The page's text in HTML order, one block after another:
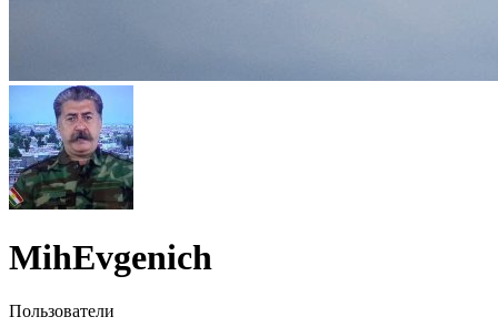
MihEvgenich
Пользователи